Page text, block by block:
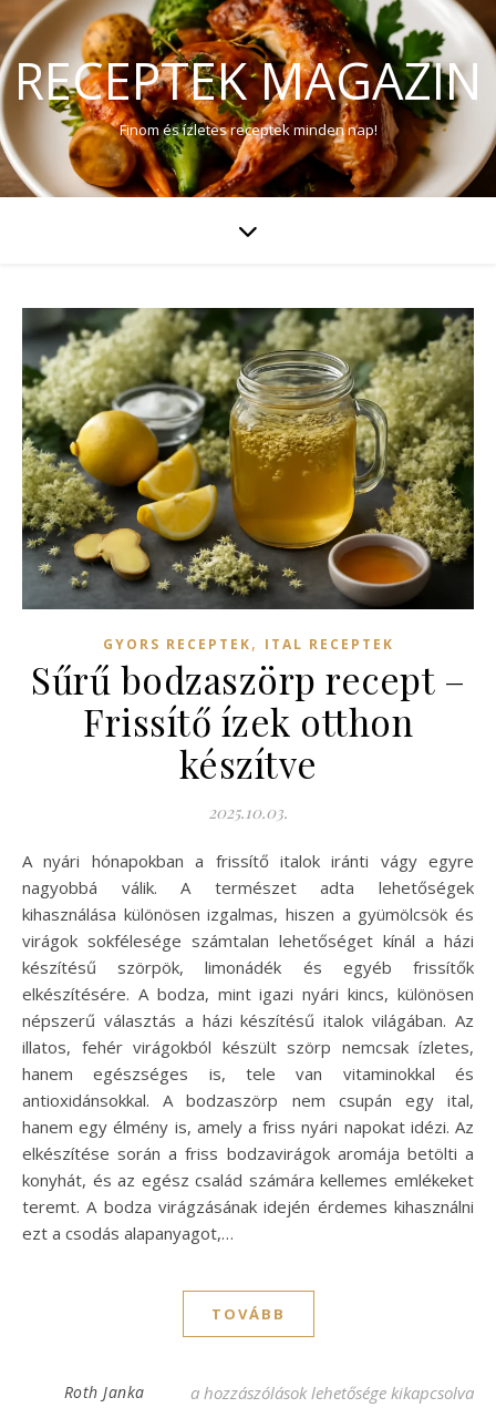
RECEPTEK MAGAZIN
Finom és ízletes receptek minden nap!
GYORS RECEPTEK, ITAL RECEPTEK
Sűrű bodzaszörp recept –
Frissítő ízek otthon
készítve
2025.10.03.
A nyári hónapokban a frissítő italok iránti vágy egyre
nagyobbá válik. A természet adta lehetőségek
kihasználása különösen izgalmas, hiszen a gyümölcsök és
virágok sokfélesége számtalan lehetőséget kínál a házi
készítésű szörpök, limonádék és egyéb frissítők
elkészítésére. A bodza, mint igazi nyári kincs, különösen
népszerű választás a házi készítésű italok világában. Az
illatos, fehér virágokból készült szörp nemcsak ízletes,
hanem egészséges is, tele van vitaminokkal és
antioxidánsokkal. A bodzaszörp nem csupán egy ital,
hanem egy élmény is, amely a friss nyári napokat idézi. Az
elkészítése során a friss bodzavirágok aromája betölti a
konyhát, és az egész család számára kellemes emlékeket
teremt. A bodza virágzásának idején érdemes kihasználni
ezt a csodás alapanyagot,…
TOVÁBB
Roth Janka Sűrű bodzaszörp recept – Frissítő ízek
a hozzászólások lehetősége kikapcsolva